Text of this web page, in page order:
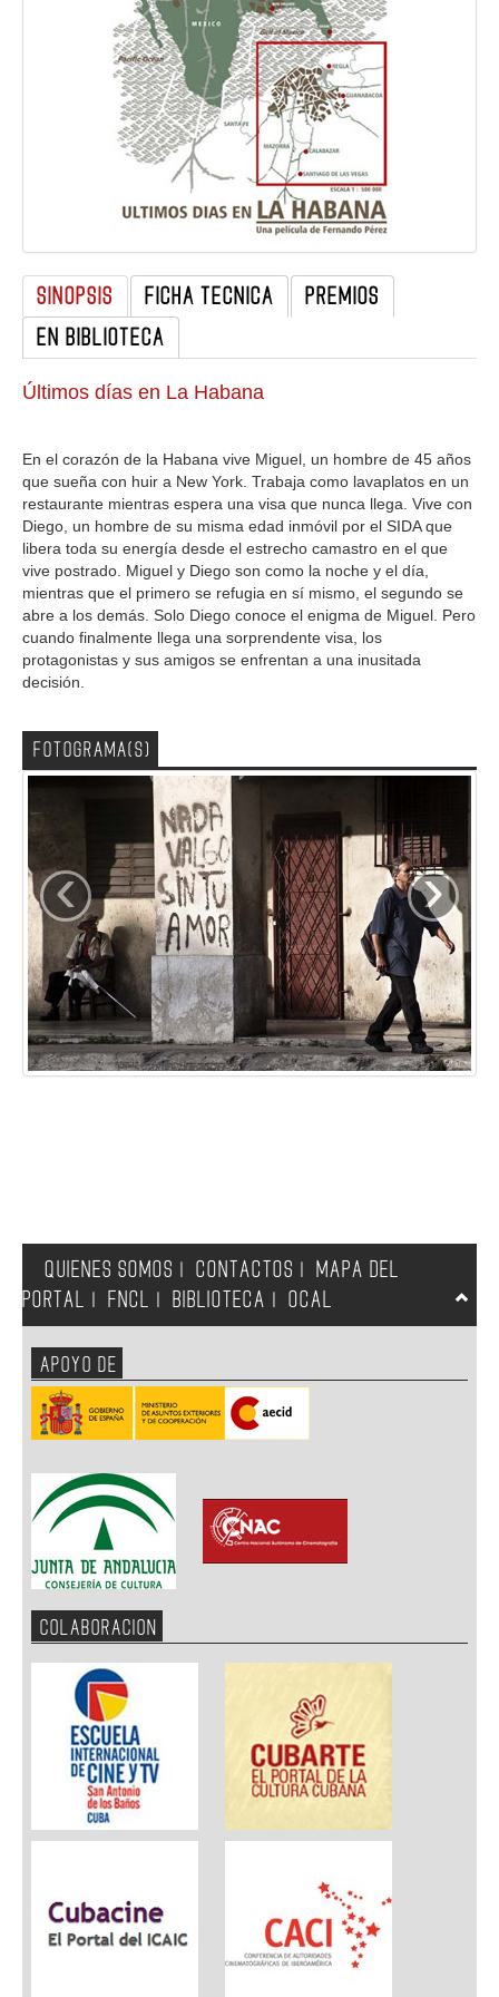
GALERIA
SINOPSIS FICHA TECNICA
PREMIOS
EN BIBLIOTECA
Últimos días en La Habana
En el corazón de la Habana vive Miguel, un hombre de 45 años
que sueña con huir a New York. Trabaja como lavaplatos en un
restaurante mientras espera una visa que nunca llega. Vive con
Diego, un hombre de su misma edad inmóvil por el SIDA que
libera toda su energía desde el estrecho camastro en el que
vive postrado. Miguel y Diego son como la noche y el día,
mientras que el primero se refugia en sí mismo, el segundo se
abre a los demás. Solo Diego conoce el enigma de Miguel. Pero
cuando finalmente llega una sorprendente visa, los
protagonistas y sus amigos se enfrentan a una inusitada
decisión.
FOTOGRAMA(S)
‹ ›
QUIENES SOMOS CONTACTOS
MAPA DEL
PORTAL
FNCL BIBLIOTECA OCAL
APOYO DE
COLABORACION